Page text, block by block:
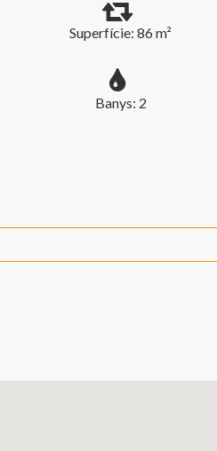
Superfície: 86 m²
Banys: 2